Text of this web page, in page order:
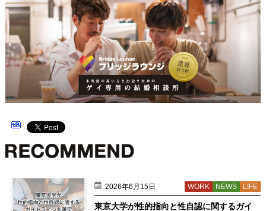
2026年6月15日 LIFE
NEWS
WORK
東京大学が性的指向と性自認に関するガイ